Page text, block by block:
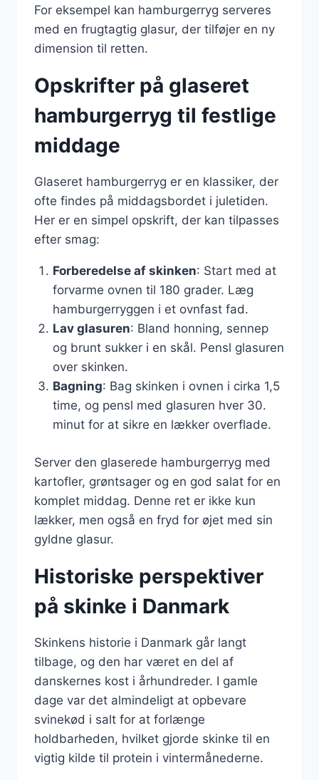
For eksempel kan hamburgerryg serveres
med en frugtagtig glasur, der tilføjer en ny
dimension til retten.
Opskrifter på glaseret
hamburgerryg til festlige
middage
Glaseret hamburgerryg er en klassiker, der
ofte findes på middagsbordet i juletiden.
Her er en simpel opskrift, der kan tilpasses
efter smag:
Forberedelse af skinken: Start med at
forvarme ovnen til 180 grader. Læg
hamburgerryggen i et ovnfast fad.
Lav glasuren: Bland honning, sennep
og brunt sukker i en skål. Pensl glasuren
over skinken.
Bagning: Bag skinken i ovnen i cirka 1,5
time, og pensl med glasuren hver 30.
minut for at sikre en lækker overflade.
Server den glaserede hamburgerryg med
kartofler, grøntsager og en god salat for en
komplet middag. Denne ret er ikke kun
lækker, men også en fryd for øjet med sin
gyldne glasur.
Historiske perspektiver
på skinke i Danmark
Skinkens historie i Danmark går langt
tilbage, og den har været en del af
danskernes kost i århundreder. I gamle
dage var det almindeligt at opbevare
svinekød i salt for at forlænge
holdbarheden, hvilket gjorde skinke til en
vigtig kilde til protein i vintermånederne.